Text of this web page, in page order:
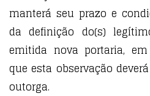
manterá seu prazo e
da definição do(s)
emitida nova portaria,
que esta observação
outorga.